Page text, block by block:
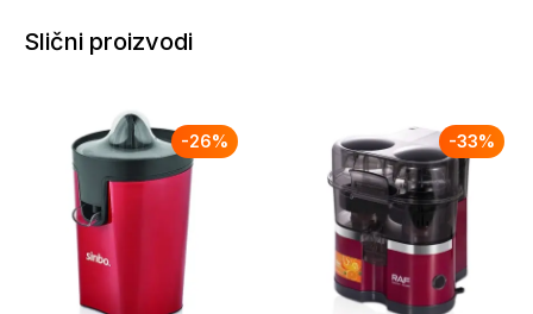
Slični proizvodi
-26% -33%